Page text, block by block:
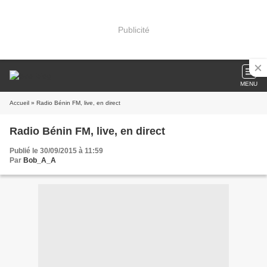
Publicité
MENU
Accueil » Radio Bénin FM, live, en direct
Radio Bénin FM, live, en direct
Publié le 30/09/2015 à 11:59
Par Bob_A_A